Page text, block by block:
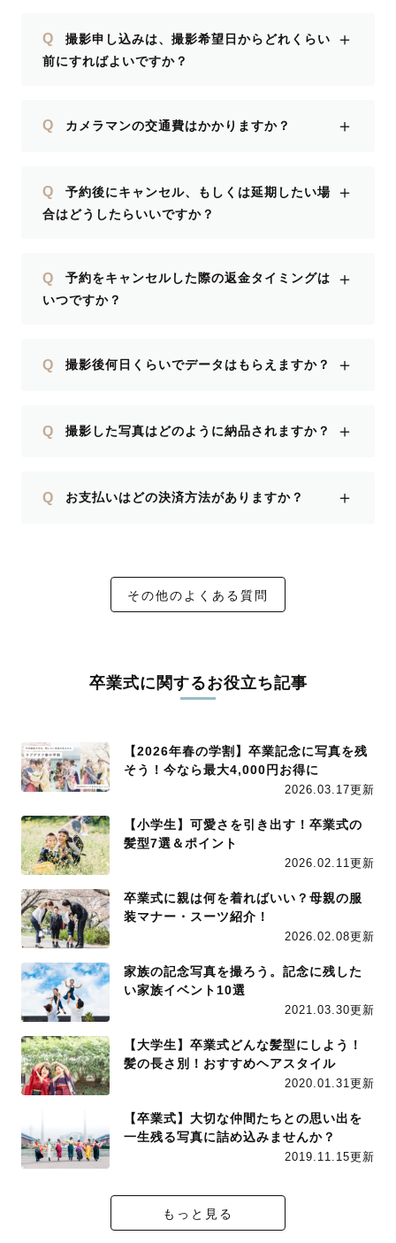
Q
撮影申し込みは、撮影希望日からどれくらい
前にすればよいですか？
＋
Q カメラマンの交通費はかかりますか？ ＋
Q
予約後にキャンセル、もしくは延期したい場
合はどうしたらいいですか？
＋
Q
予約をキャンセルした際の返金タイミングは
いつですか？
＋
Q 撮影後何日くらいでデータはもらえますか？ ＋
Q 撮影した写真はどのように納品されますか？ ＋
Q お支払いはどの決済方法がありますか？ ＋
その他のよくある質問
卒業式に関するお役立ち記事
【2026年春の学割】卒業記念に写真を残
そう！今なら最大4,000円お得に
2026.03.17更新
【小学生】可愛さを引き出す！卒業式の
髪型7選＆ポイント
2026.02.11更新
卒業式に親は何を着ればいい？母親の服
装マナー・スーツ紹介！
2026.02.08更新
家族の記念写真を撮ろう。記念に残した
い家族イベント10選
2021.03.30更新
【大学生】卒業式どんな髪型にしよう！
髪の長さ別！おすすめヘアスタイル
2020.01.31更新
【卒業式】大切な仲間たちとの思い出を
一生残る写真に詰め込みませんか？
2019.11.15更新
もっと見る